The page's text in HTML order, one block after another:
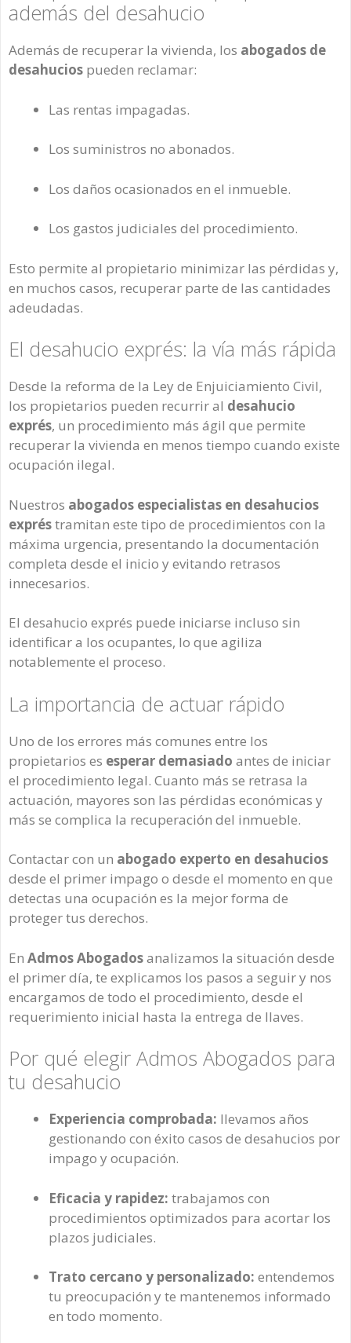
además del desahucio
Además de recuperar la vivienda, los abogados de
desahucios pueden reclamar:
Las rentas impagadas.
Los suministros no abonados.
Los daños ocasionados en el inmueble.
Los gastos judiciales del procedimiento.
Esto permite al propietario minimizar las pérdidas y,
en muchos casos, recuperar parte de las cantidades
adeudadas.
El desahucio exprés: la vía más rápida
Desde la reforma de la Ley de Enjuiciamiento Civil,
los propietarios pueden recurrir al desahucio
exprés, un procedimiento más ágil que permite
recuperar la vivienda en menos tiempo cuando existe
ocupación ilegal.
Nuestros abogados especialistas en desahucios
expréstramitan este tipo de procedimientos con la
máxima urgencia, presentando la documentación
completa desde el inicio y evitando retrasos
innecesarios.
El desahucio exprés puede iniciarse incluso sin
identificar a los ocupantes, lo que agiliza
notablemente el proceso.
La importancia de actuar rápido
Uno de los errores más comunes entre los
propietarios es esperar demasiado antes de iniciar
el procedimiento legal. Cuanto más se retrasa la
actuación, mayores son las pérdidas económicas y
más se complica la recuperación del inmueble.
Contactar con un abogado experto en desahucios
desde el primer impago o desde el momento en que
detectas una ocupación es la mejor forma de
proteger tus derechos.
En Admos Abogadosanalizamos la situación desde
el primer día, te explicamos los pasos a seguir y nos
encargamos de todo el procedimiento, desde el
requerimiento inicial hasta la entrega de llaves.
Por qué elegir Admos Abogados para
tu desahucio
Experiencia comprobada: llevamos años
gestionando con éxito casos de desahucios por
impago y ocupación.
Eficacia y rapidez: trabajamos con
procedimientos optimizados para acortar los
plazos judiciales.
Trato cercano y personalizado: entendemos
tu preocupación y te mantenemos informado
en todo momento.